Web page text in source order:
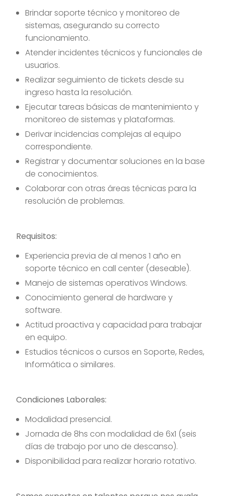
Brindar soporte técnico y monitoreo de
sistemas, asegurando su correcto
funcionamiento.
Atender incidentes técnicos y funcionales de
usuarios.
Realizar seguimiento de tickets desde su
ingreso hasta la resolución.
Ejecutar tareas básicas de mantenimiento y
monitoreo de sistemas y plataformas.
Derivar incidencias complejas al equipo
correspondiente.
Registrar y documentar soluciones en la base
de conocimientos.
Colaborar con otras áreas técnicas para la
resolución de problemas.
Requisitos:
Experiencia previa de al menos 1 año en
soporte técnico en call center (deseable).
Manejo de sistemas operativos Windows.
Conocimiento general de hardware y
software.
Actitud proactiva y capacidad para trabajar
en equipo.
Estudios técnicos o cursos en Soporte, Redes,
Informática o similares.
Condiciones Laborales:
Modalidad presencial.
Jornada de 8hs con modalidad de 6x1 (seis
días de trabajo por uno de descanso).
Disponibilidad para realizar horario rotativo.